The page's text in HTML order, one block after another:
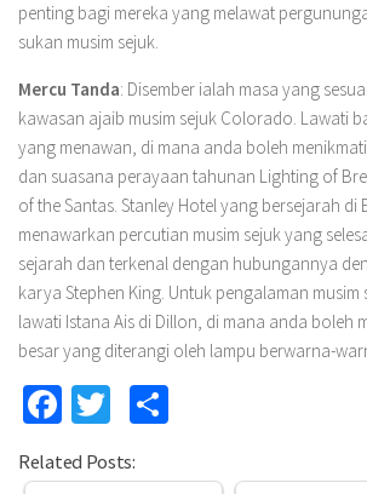
penting bagi mereka yang melawat
sukan musim sejuk.
Mercu Tanda: Disember ialah masa yang
kawasan ajaib musim sejuk Colorado. Lawati
yang menawan, di mana anda boleh
dan suasana perayaan tahunan Lighting of
of the Santas. Stanley Hotel yang bersejarah di
menawarkan percutian musim sejuk yang
sejarah dan terkenal dengan hubungannya
karya Stephen King. Untuk pengalaman musim
lawati Istana Ais di Dillon, di mana anda boleh
besar yang diterangi oleh lampu berwarna-
Facebook
Twitter
Related Posts: